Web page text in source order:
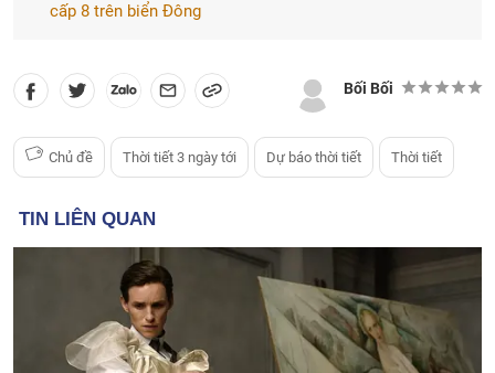
cấp 8 trên biển Đông
Bối Bối
Chủ đề Thời tiết 3 ngày tới Dự báo thời tiết Thời tiết